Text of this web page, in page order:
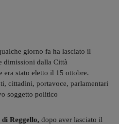
giorno fa ha lasciato il
dimissioni dalla Città
era stato eletto il 15 ottobre.
cittadini, portavoce, parlamentari
soggetto politico
Reggello, dopo aver lasciato il